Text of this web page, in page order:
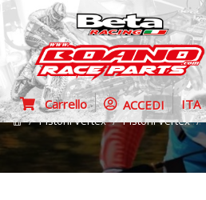
Carrello ACCEDI ITA
Pistoni Vertex Pistoni Vertex